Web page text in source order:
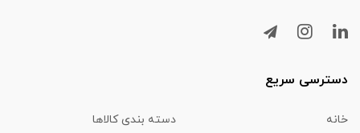
دسترسی سریع
خانه دسته بندی کالاها